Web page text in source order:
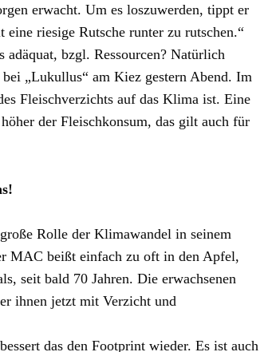
erwacht. Um es loszuwerden, tippt er
riesige Rutsche runter zu rutschen.“
bzgl. Ressourcen? Natürlich
„Lukullus“ am Kiez gestern Abend. Im
Fleischverzichts auf das Klima ist. Eine
der Fleischkonsum, das gilt auch für
Rolle der Klimawandel in seinem
MAC beißt einfach zu oft in den Apfel,
seit bald 70 Jahren. Die erwachsenen
ihnen jetzt mit Verzicht und
das den Footprint wieder. Es ist auch